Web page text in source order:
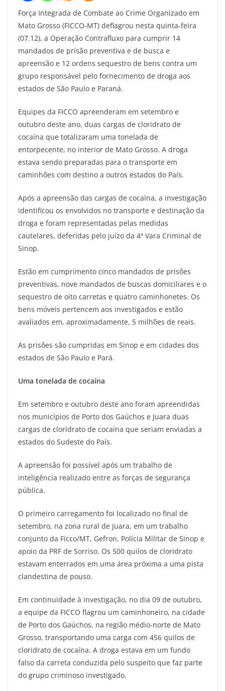
Força Integrada de Combate ao Crime Organizado em
Mato Grosso (FICCO-MT) deflagrou nesta quinta-feira
(07.12), a Operação Contrafluxo para cumprir 14
mandados de prisão preventiva e de busca e
apreensão e 12 ordens sequestro de bens contra um
grupo responsável pelo fornecimento de droga aos
estados de São Paulo e Paraná.
Equipes da FICCO apreenderam em setembro e
outubro deste ano, duas cargas de cloridrato de
cocaína que totalizaram uma tonelada de
entorpecente, no interior de Mato Grosso. A droga
estava sendo preparadas para o transporte em
caminhões com destino a outros estados do País.
Após a apreensão das cargas de cocaína, a investigação
identificou os envolvidos no transporte e destinação da
droga e foram representadas pelas medidas
cautelares, deferidas pelo juízo da 4ª Vara Criminal de
Sinop.
Estão em cumprimento cinco mandados de prisões
preventivas, nove mandados de buscas domiciliares e o
sequestro de oito carretas e quatro caminhonetes. Os
bens móveis pertencem aos investigados e estão
avaliados em, aproximadamente, 5 milhões de reais.
As prisões são cumpridas em Sinop e em cidades dos
estados de São Paulo e Pará.
Uma tonelada de cocaína
Em setembro e outubro deste ano foram apreendidas
nos municípios de Porto dos Gaúchos e Juara duas
cargas de cloridrato de cocaína que seriam enviadas a
estados do Sudeste do País.
A apreensão foi possível após um trabalho de
inteligência realizado entre as forças de segurança
pública.
O primeiro carregamento foi localizado no final de
setembro, na zona rural de Juara, em um trabalho
conjunto da Ficco/MT, Gefron, Polícia Militar de Sinop e
apoio da PRF de Sorriso. Os 500 quilos de cloridrato
estavam enterrados em uma área próxima a uma pista
clandestina de pouso.
Em continuidade à investigação, no dia 09 de outubro,
a equipe da FICCO flagrou um caminhoneiro, na cidade
de Porto dos Gaúchos, na região médio-norte de Mato
Grosso, transportando uma carga com 456 quilos de
cloridrato de cocaína. A droga estava em um fundo
falso da carreta conduzida pelo suspeito que faz parte
do grupo criminoso investigado.